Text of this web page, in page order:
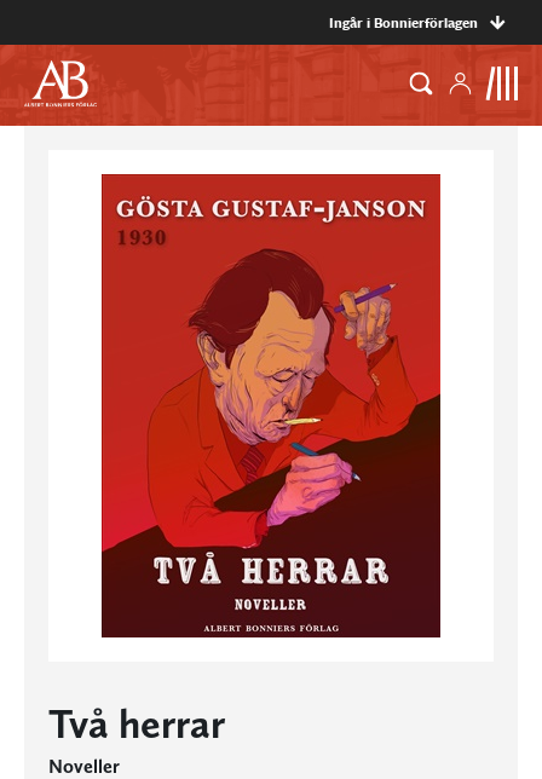
Ingår i Bonnierförlagen
Två herrar
Noveller